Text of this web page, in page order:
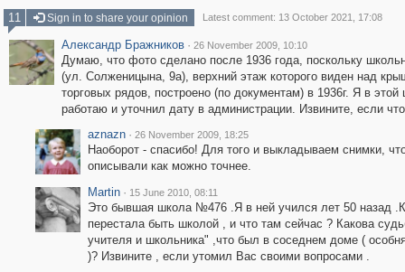
11
Sign in to share your opinion Latest comment: 13 October 2021, 17:08
Александр Бражников · 26 November 2009, 10:10
Думаю, что фото сделано после 1936 года, поскольку
(ул. Солженицына, 9а), верхний этаж которого виден над
торговых рядов, построено (по документам) в 1936г. Я в этой
работаю и уточнил дату в администрации. Извините, если
aznazn · 26 November 2009, 18:25
Наоборот - спасибо! Для того и выкладываем снимки,
описывали как можно точнее.
Martin · 15 June 2010, 08:11
Это бывшая школа №476 .Я в ней учился лет 50 назад
перестала быть школой , и что там сейчас ? Какова
учителя и школьника" ,что был в соседнем доме (
)? Извините , если утомил Вас своими вопросами .